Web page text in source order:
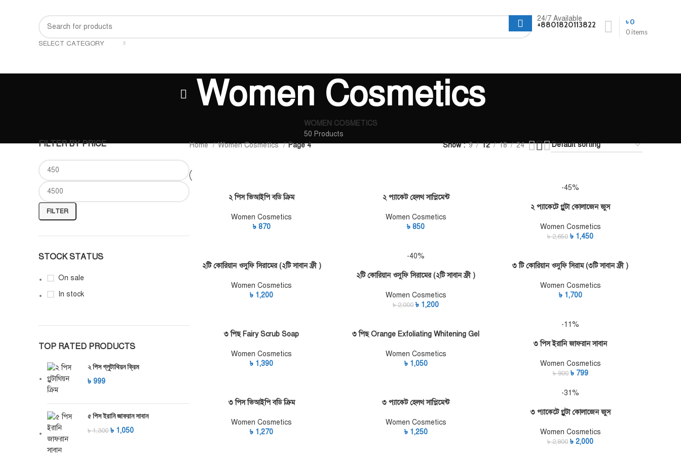
SELECT CATEGORY
24/7 Available
+8801820113822
0items
৳0
Women Cosmetics
WOMEN COSMETICS
50 Products
FILTER BY PRICE
FILTER
STOCK STATUS
On sale
In stock
TOP RATED PRODUCTS
২ পিস গ্লুটাথিয়ন ক্রিম
৳ 999
৫ পিস ইরানি জাফরান সাবান
৳1,300 ৳ 1,050
Home Women Cosmetics Page 4 Show 9 12 18 24
ADD TO CART২ পিস ভিআইপি বডি ক্রিম
Women Cosmetics
৳ 870
ADD TO CART২ প্যাকেট হেলথ সাপ্লিমেন্ট
Women Cosmetics
৳850
-45%
ADD TO CART২ প্যাকেটে গ্লুটা কোলাজেন জুস
Women Cosmetics
৳2,650 ৳ 1,450
ADD TO CART
২টি কোরিয়ান ওসুফি সিরামের (২টি সাবান ফ্রী )
Women Cosmetics
৳ 1,200
-40%
ADD TO CART
২টি কোরিয়ান ওসুফি সিরামের (২টি সাবান ফ্রী )
Women Cosmetics
৳2,000 ৳ 1,200
ADD TO CART
৩ টি কোরিয়ান ওসুফি সিরাম (৩টি সাবান ফ্রী )
Women Cosmetics
৳ 1,700
ADD TO CART৩ পিছ Fairy Scrub Soap
Women Cosmetics
৳ 1,390
ADD TO CART
৩ পিছ Orange Exfoliating Whitening Gel
Women Cosmetics
৳ 1,050
-11%
ADD TO CART৩ পিস ইরানি জাফরান সাবান
Women Cosmetics
৳900 ৳ 799
ADD TO CART৩ পিস ভিআইপি বডি ক্রিম
Women Cosmetics
৳ 1,270
ADD TO CART৩ প্যাকেট হেলথ সাপ্লিমেন্ট
Women Cosmetics
৳ 1,250
-31%
ADD TO CART৩ প্যাকেটে গ্লুটা কোলাজেন জুস
Women Cosmetics
৳2,900 ৳2,000